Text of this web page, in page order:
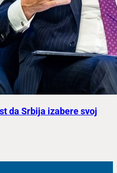
da Srbija izabere svoj